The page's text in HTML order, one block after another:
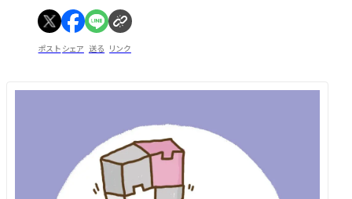
ポスト シェア 送る リンク